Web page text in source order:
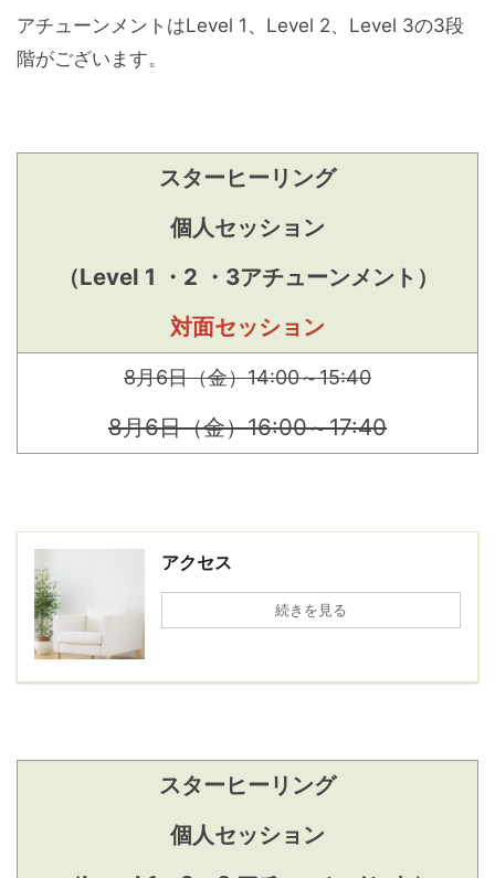
アチューンメントはLevel 1、Level 2、Level 3の3段
階がございます。
スターヒーリング
個人セッション
（Level 1 ・2 ・3アチューンメント）
対面セッション
8月6日（金）14:00～15:40
8月6日（金）16:00～17:40
アクセス
続きを見る
スターヒーリング
個人セッション